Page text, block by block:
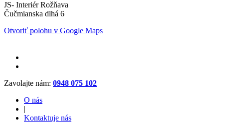
JS- Interiér Rožňava
Čučmianska dlhá 6
Otvoriť polohu v Google Maps
Zavolajte nám: 0948 075 102
O nás
|
Kontaktuje nás